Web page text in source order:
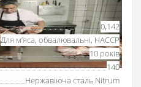
Всі характеристики
0,142
Для м’яса, обвалювальні, HACCP
10 років
140
Нержавіюча сталь Nitrum